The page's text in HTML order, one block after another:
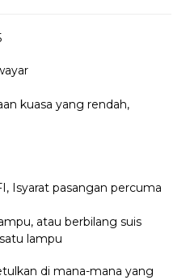
kuasa yang rendah,
Isyarat pasangan percuma
atau berbilang suis
lampu
di mana-mana yang